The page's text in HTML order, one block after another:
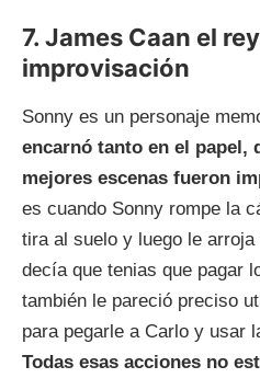
7. James Caan el
improvisación
Sonny es un personaje
encarnó tanto en el papel,
mejores escenas fueron
es cuando Sonny rompe la
tira al suelo y luego le
decía que tenias que pagar
también le pareció preciso
para pegarle a Carlo y usar
Todas esas acciones no